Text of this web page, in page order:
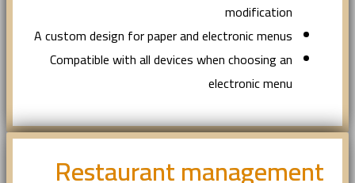
modification
A custom design for paper and electronic menus
Compatible with all devices when choosing an
electronic menu
Restaurant management